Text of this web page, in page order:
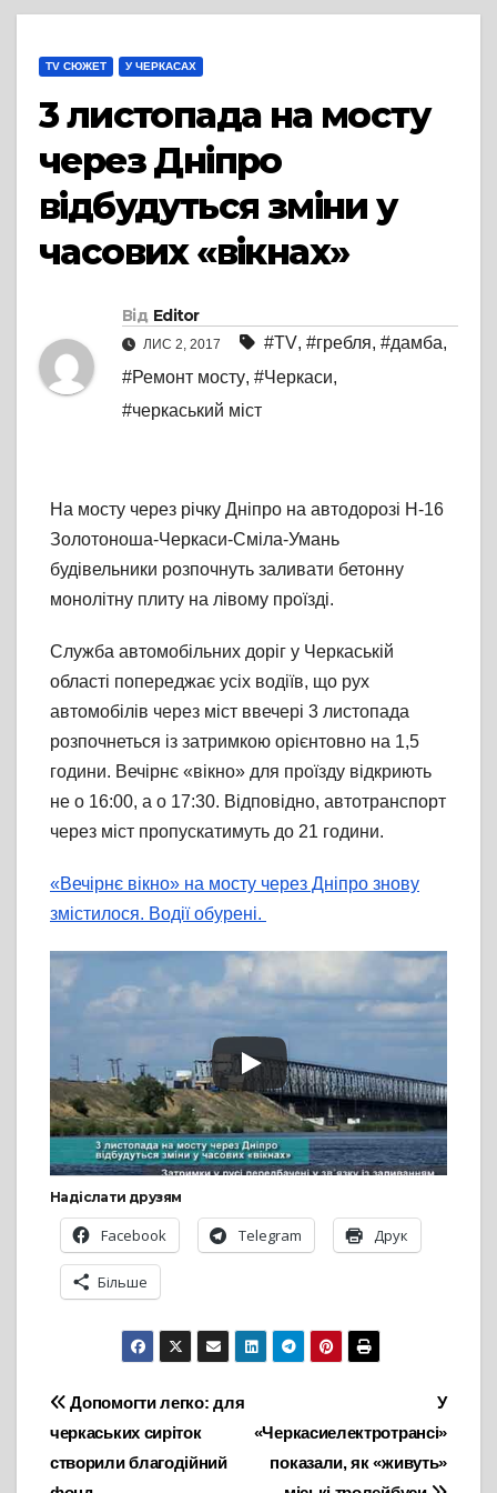
TV СЮЖЕТ У ЧЕРКАСАХ
3 листопада на мосту
через Дніпро
відбудуться зміни у
часових «вікнах»
Від Editor
ЛИС 2, 2017 #TV, #гребля, #дамба,
#Ремонт мосту, #Черкаси,
#черкаський міст
На мосту через річку Дніпро на автодорозі Н-16
Золотоноша-Черкаси-Сміла-Умань
будівельники розпочнуть заливати бетонну
монолітну плиту на лівому проїзді.
Служба автомобільних доріг у Черкаській
області попереджає усіх водіїв, що рух
автомобілів через міст ввечері 3 листопада
розпочнеться із затримкою орієнтовно на 1,5
години. Вечірнє «вікно» для проїзду відкриють
не о 16:00, а о 17:30. Відповідно, автотранспорт
через міст пропускатимуть до 21 години.
«Вечірнє вікно» на мосту через Дніпро знову
змістилося. Водії обурені.
Надіслати друзям
Facebook Telegram Друк
Більше
Навігація
записів
У
«Черкасиелектротрансі»
показали, як «живуть»
Допомогти легко: для
черкаських сиріток
створили благодійний